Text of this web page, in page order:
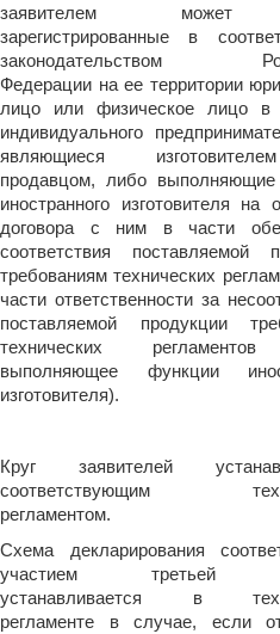
заявителем
зарегистрированные в
законодательством
Федерации на ее территории
лицо или физическое лицо в
индивидуального
являющиеся
продавцом, либо
иностранного изготовителя на
договора с ним в части
соответствия поставляемой
требованиям технических
части ответственности за
поставляемой продукции
технических
выполняющее функции
изготовителя).
Круг заявителей
соответствующим
регламентом.
Схема декларирования
участием третьей
устанавливается в
регламенте в случае, если